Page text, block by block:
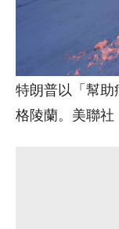
特朗普以「幫
格陵蘭。美聯社